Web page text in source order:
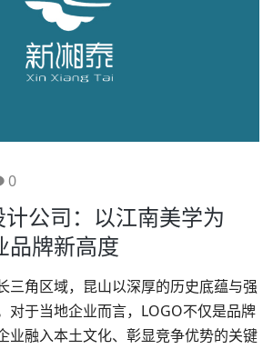
0
公司：以江南美学为
品牌新高度
三角区域，昆山以深厚的历史底蕴与强
对于当地企业而言，LOGO不仅是品牌
业融入本土文化、彰显竞争优势的关键